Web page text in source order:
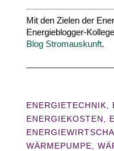
Mit den Zielen der
Energieblogger-​
Blog Strom­aus­kunft.
ENERGIETECHNIK
ENERGIEKOSTEN
WÄRMEPUMPE